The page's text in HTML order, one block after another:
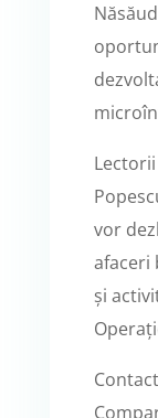
vor
afaceri
și